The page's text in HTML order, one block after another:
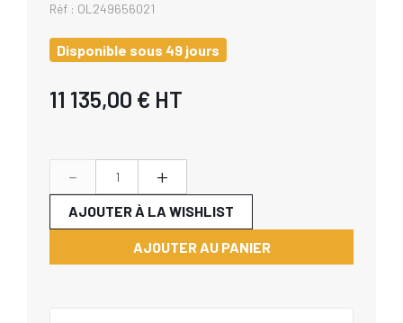
Réf : OL249656021
Disponible sous 49 jours
11 135,00 € HT
- +
AJOUTER AU PANIER
AJOUTER À LA WISHLIST